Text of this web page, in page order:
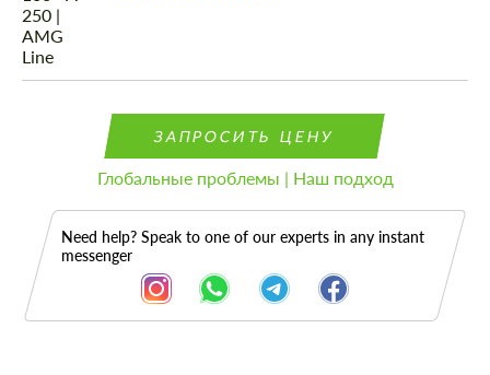
ЗАПРОСИТЬ ЦЕНУ
Глобальные проблемы | Наш подход
Need help? Speak to one of our experts in any instant
messenger